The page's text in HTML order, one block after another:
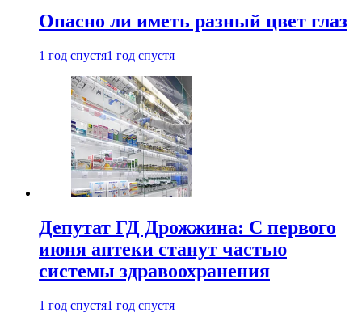
Опасно ли иметь разный цвет глаз
1 год спустя1 год спустя
Депутат ГД Дрожжина: С первого
июня аптеки станут частью
системы здравоохранения
1 год спустя1 год спустя